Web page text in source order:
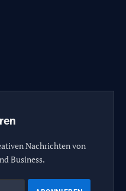
Nachrichten von
Business.